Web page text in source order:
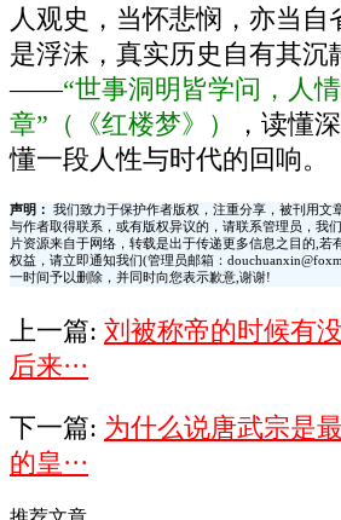
人观史，当怀悲悯，亦当自
是浮沫，真实历史自有其沉
——“世事洞明皆学问，人
章”（《红楼梦》）
，读懂
懂一段人性与时代的回响。
声明：
我们致力于保护作者版权，注重分享，被刊用文
与作者取得联系，或有版权异议的，请联系管理员，我
片资源来自于网络，转载是出于传递更多信息之目的,若
权益，请立即通知我们(管理员邮箱：
一时间予以删除，并同时向您表示歉意,谢谢!
上一篇: 刘被称帝的时候有
后来···
下一篇: 为什么说唐武宗是
的皇···